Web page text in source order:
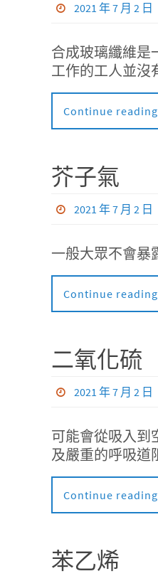
2021 年 7 月 2 日
合成玻璃纖維是
工作的工人並沒
Continue reading
芥子氣
2021 年 7 月 2 日
一般大眾不會暴
Continue reading
二氧化硫
2021 年 7 月 2 日
可能會從吸入到
及嚴重的呼吸道
Continue reading
苯乙烯